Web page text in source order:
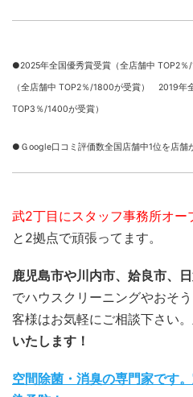
●2025年全国優秀賞受賞（全店舗中 TOP2％/
（全店舗中 TOP2％/1800が受賞） 2019年
TOP3％/1400が受賞）
●Ｇoogle口コミ評価数全国店舗中1位を店舗
武2丁目にスタッフ事務所オー
と2拠点で頑張ってます。
鹿児島市や川内市、姶良市、
でハウスクリーニングやおそ
客様はお気軽にご相談下さい。
いたします！
空間除菌・消臭の専門家です